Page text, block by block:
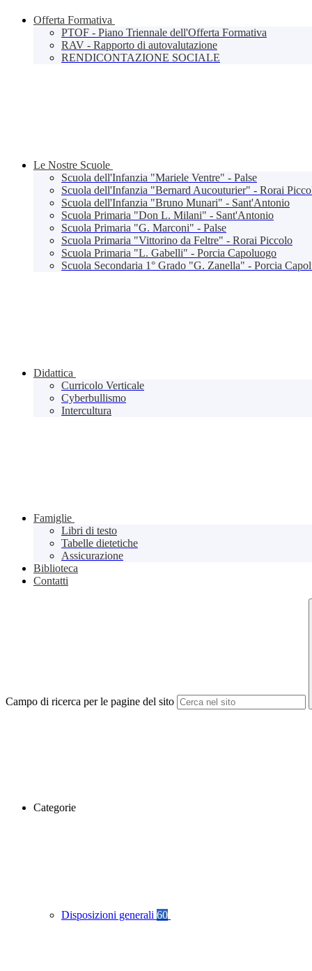
Offerta Formativa
PTOF - Piano Triennale dell'Offerta Formativa
RAV - Rapporto di autovalutazione
RENDICONTAZIONE SOCIALE
Le Nostre Scuole
Scuola dell'Infanzia "Mariele Ventre" - Palse
Scuola dell'Infanzia "Bernard Aucouturier" - Rorai
Scuola dell'Infanzia "Bruno Munari" - Sant'Antonio
Scuola Primaria "Don L. Milani" - Sant'Antonio
Scuola Primaria "G. Marconi" - Palse
Scuola Primaria "Vittorino da Feltre" - Rorai Piccolo
Scuola Primaria "L. Gabelli" - Porcia Capoluogo
Scuola Secondaria 1° Grado "G. Zanella" - Porcia
Didattica
Curricolo Verticale
Cyberbullismo
Intercultura
Famiglie
Libri di testo
Tabelle dietetiche
Assicurazione
Biblioteca
Contatti
Campo di ricerca per le pagine del sito
Categorie
Disposizioni generali 60